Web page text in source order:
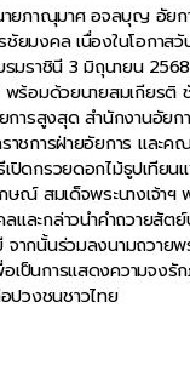
ยภาณุมาศ อจลบุญ อัยก
ชัยมงคล เนื่องในโอกาส
รมราชินี 3 มิถุนายน
พร้อมด้วยนายสมเกียรติ
การสูงสุด สำนักงานอัย
าชการฝ่ายอัยการ และค
ปิดกรวยดอกไม้ธูปเทียน
ษณ์ สมเด็จพระนางเจ้า
ลและกล่าวนำคำถวายสั
จากนั้นร่วมลงนามถวาย
ป็นการแสดงความจงรั
วงชนชาวไทย